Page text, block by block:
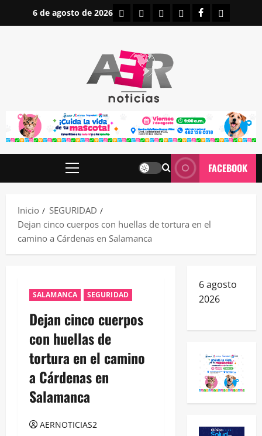
6 de agosto de 2026 INICIOIRAPUATO
ESTATALES
NACIONALES
FACEBOOK
Menú
FACEBOOK
Inicio
SEGURIDAD
Dejan cinco cuerpos con huellas de tortura en el
camino a Cárdenas en Salamanca
SALAMANCA SEGURIDAD
Dejan cinco cuerpos
con huellas de
tortura en el camino
a Cárdenas en
Salamanca
AERNOTICIAS2
6 agosto
2026